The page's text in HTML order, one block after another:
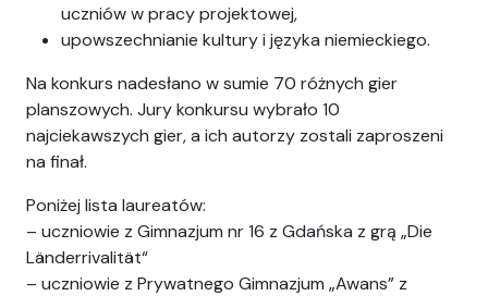
uczniów w pracy projektowej,
upowszechnianie kultury i języka niemieckiego.
Na konkurs nadesłano w sumie 70 różnych gier
planszowych. Jury konkursu wybrało 10
najciekawszych gier, a ich autorzy zostali zaproszeni
na finał.
Poniżej lista laureatów:
– uczniowie z Gimnazjum nr 16 z Gdańska z grą „Die
Länderrivalität“
– uczniowie z Prywatnego Gimnazjum „Awans” z